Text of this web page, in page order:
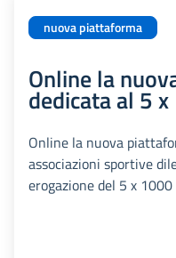
nuova piattaforma
Online la
dedicata al 5
Online la nuova
associazioni sportive
erogazione del 5 x 1000